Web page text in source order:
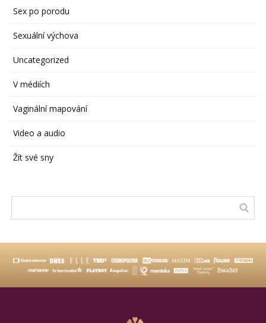
Sex po porodu
Sexuální výchova
Uncategorized
V médiích
Vaginální mapování
Video a audio
Žít své sny